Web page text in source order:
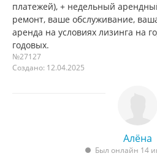
платежей), + недельный
ремонт, ваше обслуживание,
аренда на условиях лизинга на
годовых.
№27127
Создано: 12.04.2025
Алёна
Был онлайн 14